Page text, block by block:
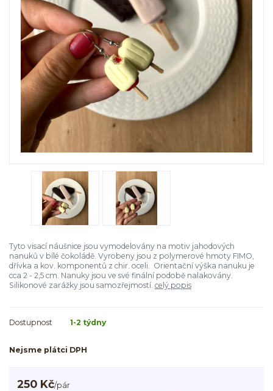
Tyto visací náušnice jsou vymodelovány na motiv jahodových
nanuků v bílé čokoládě. Vyrobeny jsou z polymerové hmoty FIMO,
dřívka a kov. komponentů z chir. oceli. Orientační výška nanuku je
cca 2 - 2,5 cm. Nanuky jsou ve své finální podobě nalakovány.
Silikonové zarážky jsou samozřejmostí. celý popis
Dostupnost 1-2 týdny
Nejsme plátci DPH
250 Kč/pár